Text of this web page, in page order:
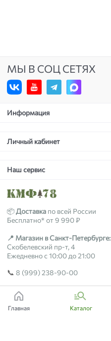
МЫ В СОЦ СЕТЯХ
Информация
Личный кабинет
Наш сервис
📦Доставка по всей России
Бесплатно* от 9 990 ₽
📍 Магазин в Санкт-Петербурге:
Скобелевский пр-т, 4
Ежедневно с 10:00 до 21:00
📞 8 (999) 238-90-00
2018-2026 © kmf78.ru
Главная Каталог